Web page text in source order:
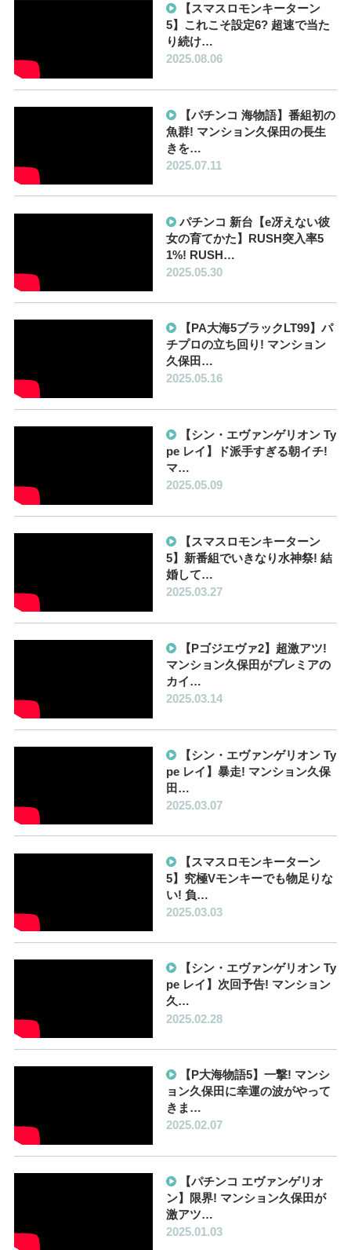
【スマスロモンキーターン
5】これこそ設定6? 超速で当た
り続け…
2025.08.06
【パチンコ 海物語】番組初の
魚群! マンション久保田の長生
きを…
2025.07.11
パチンコ 新台【e冴えない彼
女の育てかた】RUSH突入率5
1%! RUSH…
2025.05.30
【PA大海5ブラックLT99】パ
チプロの立ち回り! マンション
久保田…
2025.05.16
【シン・エヴァンゲリオン Ty
pe レイ】ド派手すぎる朝イチ!
マ…
2025.05.09
【スマスロモンキーターン
5】新番組でいきなり水神祭! 結
婚して…
2025.03.27
【Pゴジエヴァ2】超激アツ!
マンション久保田がプレミアの
カイ…
2025.03.14
【シン・エヴァンゲリオン Ty
pe レイ】暴走! マンション久保
田…
2025.03.07
【スマスロモンキーターン
5】究極Vモンキーでも物足りな
い! 負…
2025.03.03
【シン・エヴァンゲリオン Ty
pe レイ】次回予告! マンション
久…
2025.02.28
【P大海物語5】一撃! マンシ
ョン久保田に幸運の波がやって
きま…
2025.02.07
【パチンコ エヴァンゲリオ
ン】限界! マンション久保田が
激アツ…
2025.01.03